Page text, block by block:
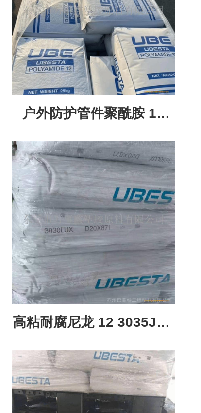
户外防护管件聚酰胺 12
9063X1 广谱耐候耐腐蚀材
料
高粘耐腐尼龙 12 3035JU5
重工高压流体输送用料